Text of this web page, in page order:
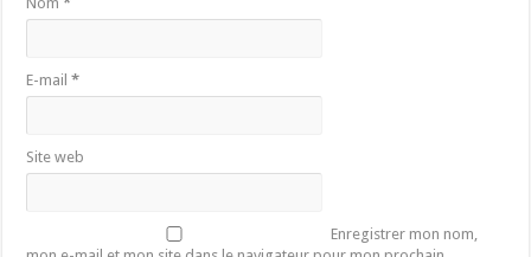
E-mail*
Site web
Enregistrer mon nom,